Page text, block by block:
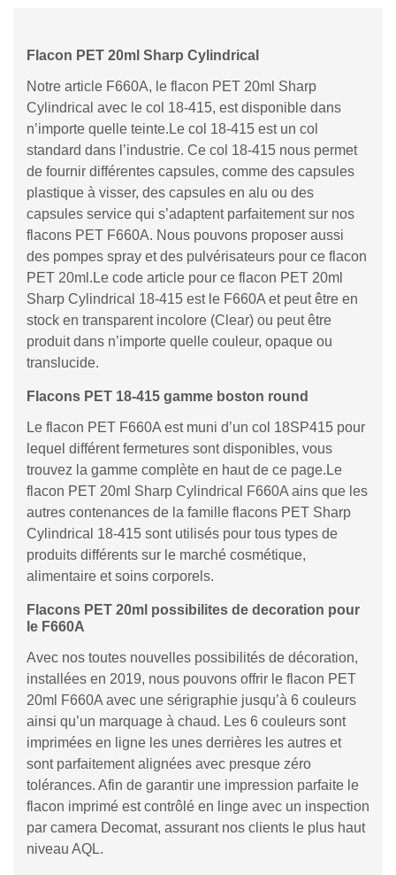
Flacon PET 20ml Sharp Cylindrical
Notre article F660A, le flacon PET 20ml Sharp
Cylindrical avec le col 18-415, est disponible dans
n’importe quelle teinte.Le col 18-415 est un col
standard dans l’industrie. Ce col 18-415 nous permet
de fournir différentes capsules, comme des capsules
plastique à visser, des capsules en alu ou des
capsules service qui s’adaptent parfaitement sur nos
flacons PET F660A. Nous pouvons proposer aussi
des pompes spray et des pulvérisateurs pour ce flacon
PET 20ml.Le code article pour ce flacon PET 20ml
Sharp Cylindrical 18-415 est le F660A et peut être en
stock en transparent incolore (Clear) ou peut être
produit dans n’importe quelle couleur, opaque ou
translucide.
Flacons PET 18-415 gamme boston round
Le flacon PET F660A est muni d’un col 18SP415 pour
lequel différent fermetures sont disponibles, vous
trouvez la gamme complète en haut de ce page.Le
flacon PET 20ml Sharp Cylindrical F660A ains que les
autres contenances de la famille flacons PET Sharp
Cylindrical 18-415 sont utilisés pour tous types de
produits différents sur le marché cosmétique,
alimentaire et soins corporels.
Flacons PET 20ml possibilites de decoration pour
le F660A
Avec nos toutes nouvelles possibilités de décoration,
installées en 2019, nous pouvons offrir le flacon PET
20ml F660A avec une sérigraphie jusqu’à 6 couleurs
ainsi qu’un marquage à chaud. Les 6 couleurs sont
imprimées en ligne les unes derrières les autres et
sont parfaitement alignées avec presque zéro
tolérances. Afin de garantir une impression parfaite le
flacon imprimé est contrôlé en linge avec un inspection
par camera Decomat, assurant nos clients le plus haut
niveau AQL.